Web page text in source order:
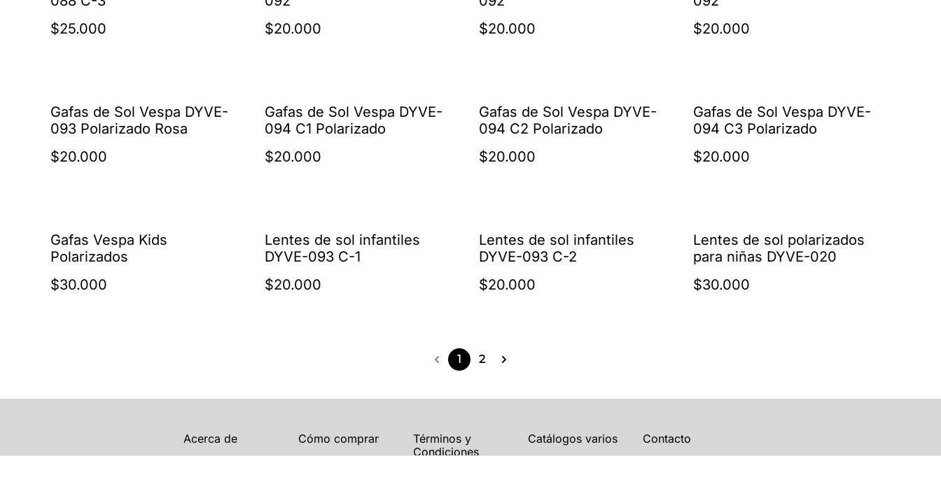
$25.000
$20.000
$20.000
$20.000
Gafas de Sol Vespa DYVE-
093 Polarizado Rosa
$20.000
Gafas de Sol Vespa DYVE-
094 C1 Polarizado
$20.000
Gafas de Sol Vespa DYVE-
094 C2 Polarizado
$20.000
Gafas de Sol Vespa DYVE-
094 C3 Polarizado
$20.000
Gafas Vespa Kids
Polarizados
$30.000
Lentes de sol infantiles
DYVE-093 C-1
$20.000
Lentes de sol infantiles
DYVE-093 C-2
$20.000
Lentes de sol polarizados
para niñas DYVE-020
$30.000
1 2
Acerca de Cómo comprar
Términos y
Condiciones
Catálogos varios Contacto